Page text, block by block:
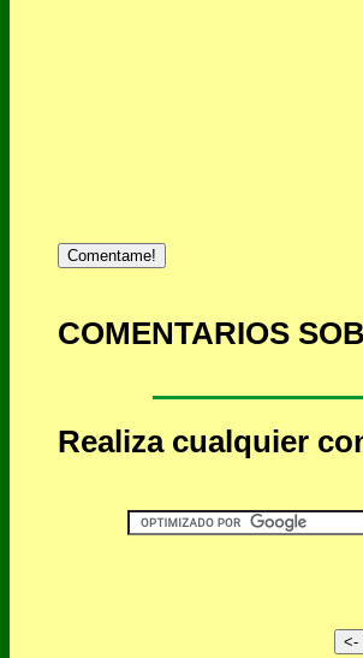
Comentame!
COMENTARIOS
Realiza cualquier